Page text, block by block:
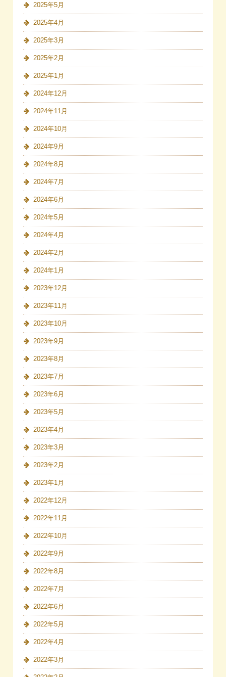
2025年5月
2025年4月
2025年3月
2025年2月
2025年1月
2024年12月
2024年11月
2024年10月
2024年9月
2024年8月
2024年7月
2024年6月
2024年5月
2024年4月
2024年2月
2024年1月
2023年12月
2023年11月
2023年10月
2023年9月
2023年8月
2023年7月
2023年6月
2023年5月
2023年4月
2023年3月
2023年2月
2023年1月
2022年12月
2022年11月
2022年10月
2022年9月
2022年8月
2022年7月
2022年6月
2022年5月
2022年4月
2022年3月